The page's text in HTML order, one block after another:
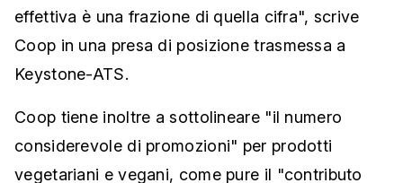
effettiva è una frazione di quella cifra", scrive
Coop in una presa di posizione trasmessa a
Keystone-ATS.
Coop tiene inoltre a sottolineare "il numero
considerevole di promozioni" per prodotti
vegetariani e vegani, come pure il "contributo